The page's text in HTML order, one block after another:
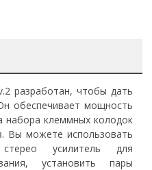
разработан, чтобы дать
обеспечивает мощность
набора клеммных колодок
Вы можете использовать
усилитель для
установить пары